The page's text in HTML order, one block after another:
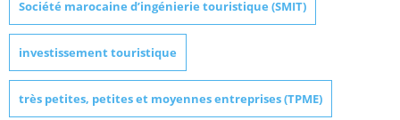
Société marocaine d’ingénierie touristique (SMIT)
investissement touristique
très petites, petites et moyennes entreprises (TPME)